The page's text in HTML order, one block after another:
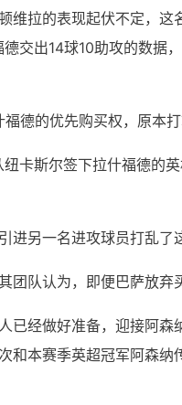
维拉的表现起伏不定，这
交出14球10助攻的数据
德的优先购买权，原本打
卡斯尔签下拉什福德的
另一名进攻球员打乱了
队认为，即便巴萨放弃
已经做好准备，迎接阿
和本赛季英超冠军阿森